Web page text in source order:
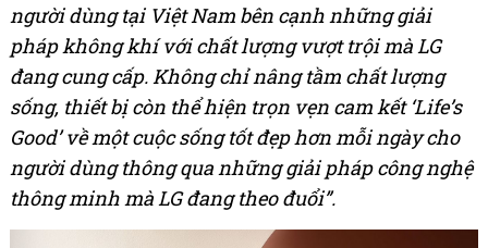
người dùng tại Việt Nam bên cạnh những giải
pháp không khí với chất lượng vượt trội mà LG
đang cung cấp. Không chỉ nâng tầm chất lượng
sống, thiết bị còn thể hiện trọn vẹn cam kết ‘Life’s
Good’ về một cuộc sống tốt đẹp hơn mỗi ngày cho
người dùng thông qua những giải pháp công nghệ
thông minh mà LG đang theo đuổi”.